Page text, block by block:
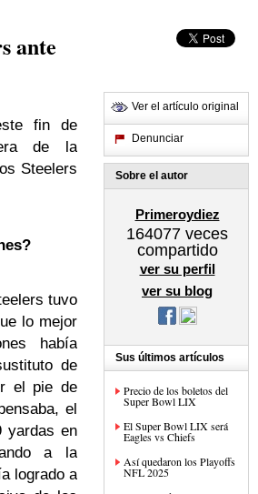
ante
fin de
de la
Steelers
tuvo
lo mejor
había
de
el pie de
el
yardas en
a la
logrado a
Ver el artículo original
Denunciar
Sobre el autor
Primeroydiez
164077 veces
compartido
ver su perfil
ver su blog
Sus últimos artículos
Precio de los boletos del
Super Bowl LIX
El Super Bowl LIX será
Eagles vs Chiefs
Así quedaron los Playoffs
NFL 2025